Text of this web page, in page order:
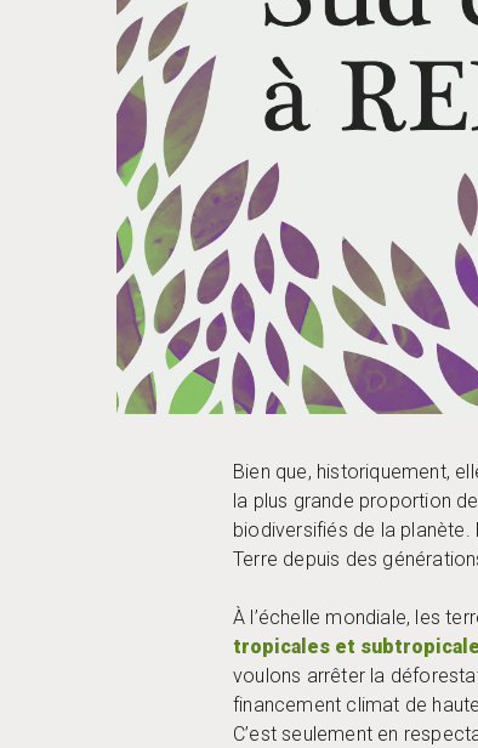
Bien que, historiquement,
la plus grande proportion
biodiversifiés de la
Terre depuis des
À l’échelle mondiale, les
tropicales et
voulons arrêter la
financement climat de
C’est seulement en